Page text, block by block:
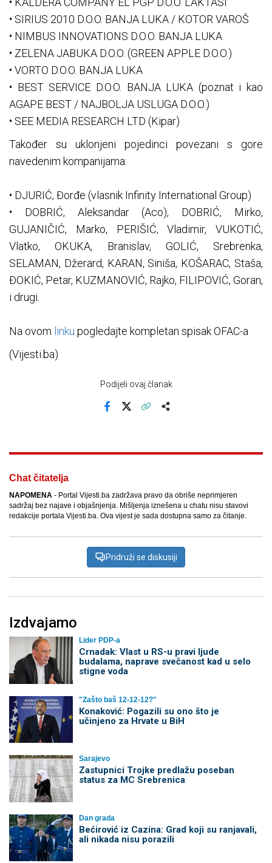
• SIRIUS 2010 D.O.O. BANJA LUKA / KOTOR VAROŠ
• NIMBUS INNOVATIONS D.O.O. BANJA LUKA
• ZELENA JABUKA D.O.O. (GREEN APPLE D.O.O.)
• VORTO D.O.O. BANJA LUKA
• BEST SERVICE D.O.O. BANJA LUKA (poznat i kao
AGAPE BEST / NAJBOLJA USLUGA D.O.O.)
• SEE MEDIA RESEARCH LTD (Kipar)
Također su uklonjeni pojedinci povezani s gore
navedenim kompanijama:
• DJURIĆ, Đorđe (vlasnik Infinity International Group)
• DOBRIĆ, Aleksandar (Aco), DOBRIĆ, Mirko,
GUJANIČIĆ, Marko, PERIŠIĆ, Vladimir, VUKOTIĆ,
Vlatko, OKUKA, Branislav, GOLIĆ, Srebrenka,
SELAMAN, Džerard, KARAN, Siniša, KOŠARAC, Staša,
ĐOKIĆ, Petar, KUZMANOVIĆ, Rajko, FILIPOVIĆ, Goran,
i drugi.
Na ovom linku pogledajte kompletan spisak OFAC-a
(Vijesti.ba)
Podijeli ovaj članak
Chat čitatelja
NAPOMENA - Portal Vijesti.ba zadržava pravo da obriše neprimjeren
sadržaj bez najave i objašnjenja. Mišljenja iznešena u chatu nisu stavovi
redakcije portala Vijesti.ba. Ova vijest je sada dostupna samo za čitanje.
Pridruži se diskusiji
Izdvajamo
Lider PDP-a
Crnadak: Vlast u RS-u pravi ljude
budalama, naprave svečanost kad u selo
stigne voda
"Zašto baš 12-12-12?"
Konaković: Pogazili su ono što je
učinjeno za Hrvate u BiH
Sarajevo
Zastupnici Trojke predlažu poseban
status za MC Srebrenica
Dan grada
Bećirović iz Cazina: Grad koji su ranjavali,
ali nikada nisu porazili